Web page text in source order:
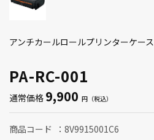
PA-RC-001
アンチカールロールプリンターケース
通常価格 9,900
商品コード
8V9915001C6